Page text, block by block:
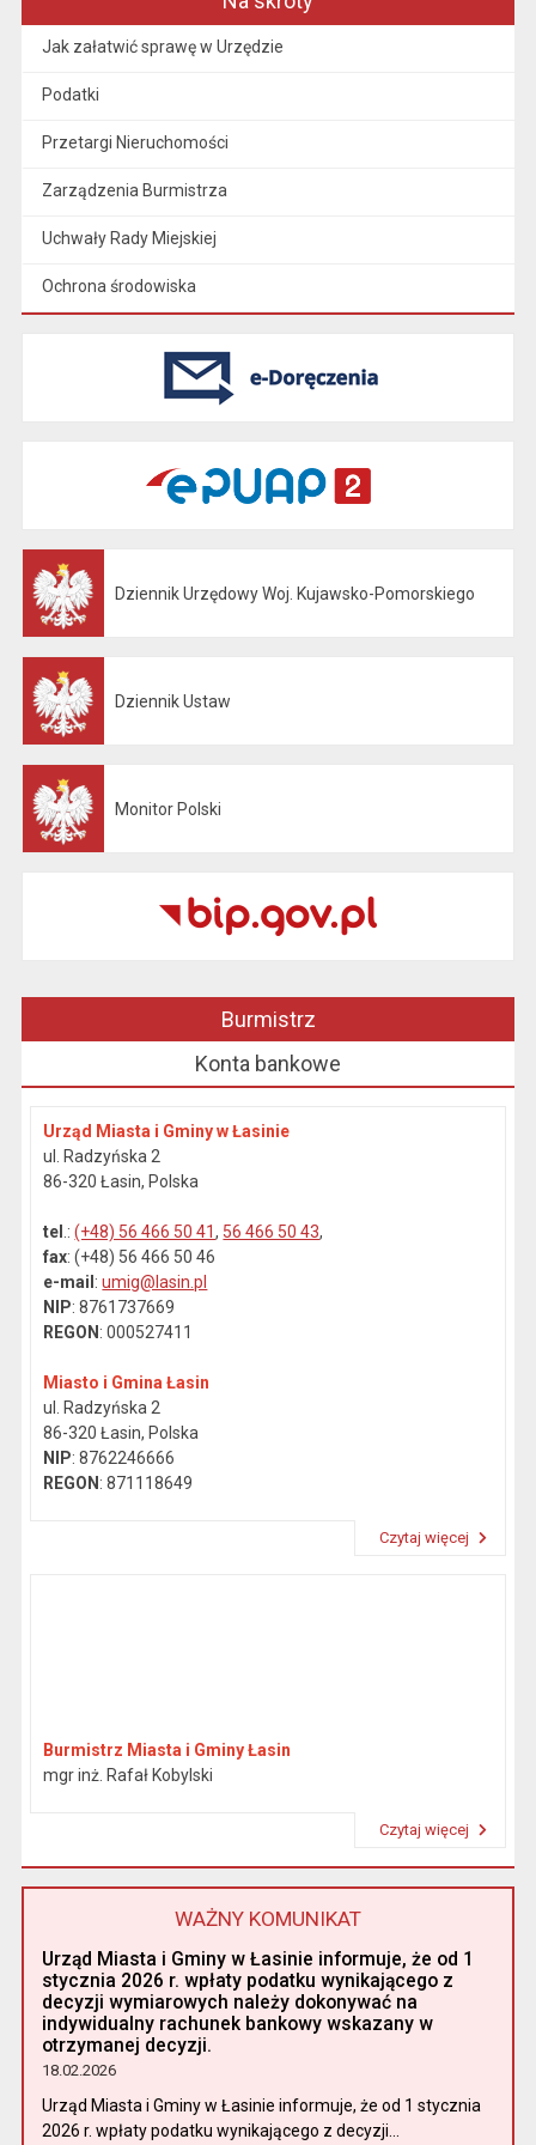
Jak załatwić sprawę w Urzędzie
Podatki
Przetargi Nieruchomości
Zarządzenia Burmistrza
Uchwały Rady Miejskiej
Ochrona środowiska
Dziennik Urzędowy Woj. Kujawsko-Pomorskiego
Dziennik Ustaw
Monitor Polski
Burmistrz
Konta bankowe
Urząd Miasta i Gminy w Łasinie
ul. Radzyńska 2
86-320 Łasin, Polska
tel .:(+48) 56 466 50 41, 56 466 50 43,
fax: (+48) 56 466 50 46
e-mail :umig@lasin.pl
NIP: 8761737669
REGON : 000527411
Miasto i Gmina Łasin
ul. Radzyńska 2
86-320 Łasin, Polska
NIP: 8762246666
REGON : 871118649
Czytaj więcej
Burmistrz Miasta i Gminy Łasin
mgr inż. Rafał Kobylski
Czytaj więcej
WAŻNY KOMUNIKAT
Urząd Miasta i Gminy w Łasinie informuje, że od 1
stycznia 2026 r. wpłaty podatku wynikającego z
decyzji wymiarowych należy dokonywać na
indywidualny rachunek bankowy wskazany w
otrzymanej decyzji.
18.02.2026
Urząd Miasta i Gminy w Łasinie informuje, że od 1 stycznia
2026 r. wpłaty podatku wynikającego z decyzji...